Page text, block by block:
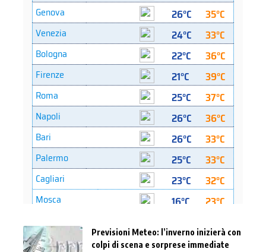
Previsioni Meteo: l’inverno inizierà con
colpi di scena e sorprese immediate